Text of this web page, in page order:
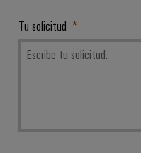
Tu solicitud